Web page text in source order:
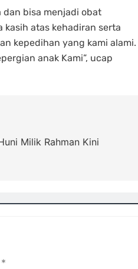
dan bisa menjadi obat
kasih atas kehadiran serta
kepedihan yang kami alami.
anak Kami”, ucap
Milik Rahman Kini
*